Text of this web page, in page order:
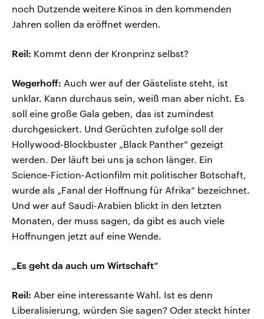
noch Dutzende weitere Kinos in den kommenden
Jahren sollen da eröffnet werden.
Reil: Kommt denn der Kronprinz selbst?
Wegerhoff: Auch wer auf der Gästeliste steht, ist
unklar. Kann durchaus sein, weiß man aber nicht. Es
soll eine große Gala geben, das ist zumindest
durchgesickert. Und Gerüchten zufolge soll der
Hollywood-Blockbuster „Black Panther“ gezeigt
werden. Der läuft bei uns ja schon länger. Ein
Science-Fiction-Actionfilm mit politischer Botschaft,
wurde als „Fanal der Hoffnung für Afrika“ bezeichnet.
Und wer auf Saudi-Arabien blickt in den letzten
Monaten, der muss sagen, da gibt es auch viele
Hoffnungen jetzt auf eine Wende.
„Es geht da auch um Wirtschaft“
Reil: Aber eine interessante Wahl. Ist es denn
Liberalisierung, würden Sie sagen? Oder steckt hinter